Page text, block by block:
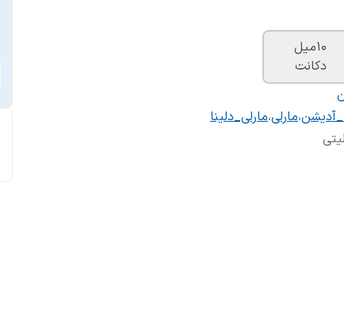
10میل
دکانت
،مارلی،مارلی_دلینا